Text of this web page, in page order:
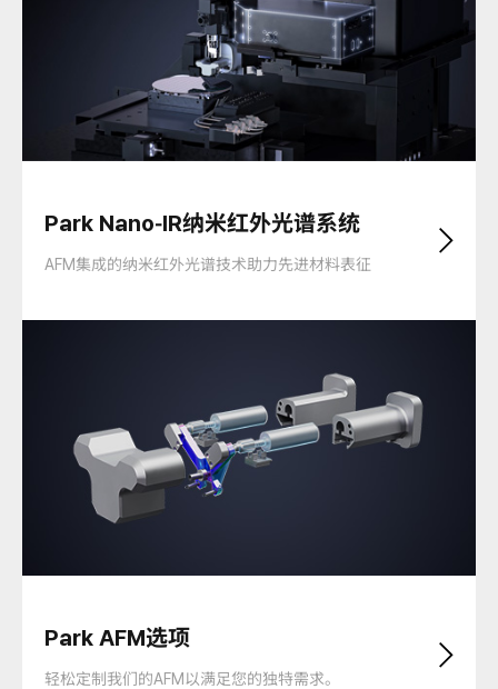
Park Nano-IR纳米红外光谱系统
AFM集成的纳米红外光谱技术助力先进材料表征
Park AFM选项
轻松定制我们的AFM以满足您的独特需求。